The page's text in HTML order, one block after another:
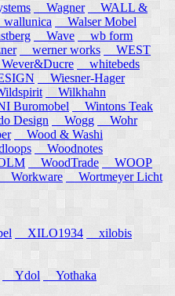
Wagner
WALL &
Walser Mobel
Wave
wb form
werner works
WEST
whitebeds
Wiesner-Hager
Wilkhahn
Buromobel
Wintons Teak
Design Wogg
Wohr
Wood & Washi
Woodnotes
WoodTrade
WOOP
Workware
Wortmeyer Licht
XILO1934 xilobis
Ydol Yothaka